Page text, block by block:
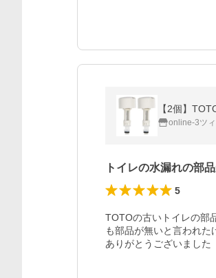
【2個】
online-3ツ
トイレの水漏れの部
5
TOTOの古いトイレの部
も部品が無いと言われた
ありがとうございました